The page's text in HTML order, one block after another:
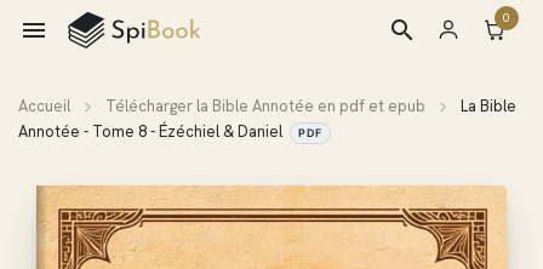
 0
search
Accueil Télécharger la Bible Annotée en pdf et epub
La Bible
Annotée - Tome 8 - Ézéchiel & Daniel
PDF